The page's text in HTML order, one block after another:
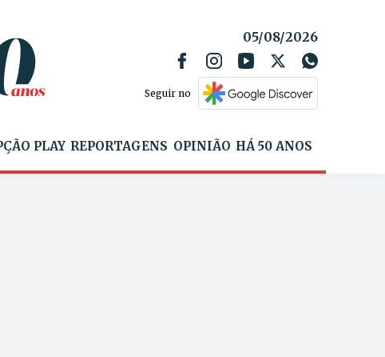
05/08/2026
Seguir no
PLAY REPORTAGENS OPINIÃO HÁ 50 ANOS